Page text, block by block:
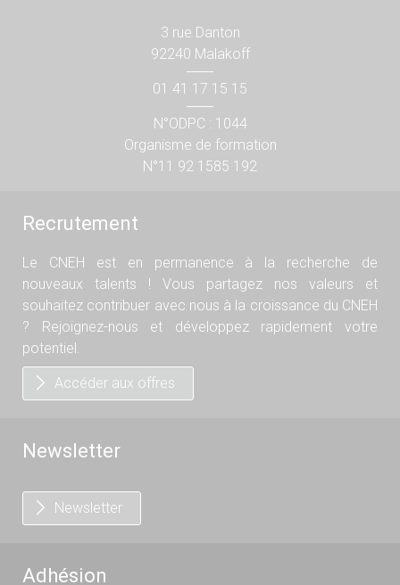
3 rue Danton
92240 Malakoff
01 41 17 15 15
N°ODPC : 1044
Organisme de formation
N°11 92 1585 192
Recrutement
Le CNEH est en permanence à la recherche de
nouveaux talents ! Vous partagez nos valeurs et
souhaitez contribuer avec nous à la croissance du CNEH
? Rejoignez-nous et développez rapidement votre
potentiel.
Accéder aux offres
Newsletter
Newsletter
Adhésion